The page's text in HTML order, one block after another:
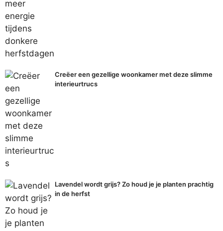
Creëer een gezellige woonkamer met deze slimme
interieurtrucs
Lavendel wordt grijs? Zo houd je je planten prachtig
in de herfst